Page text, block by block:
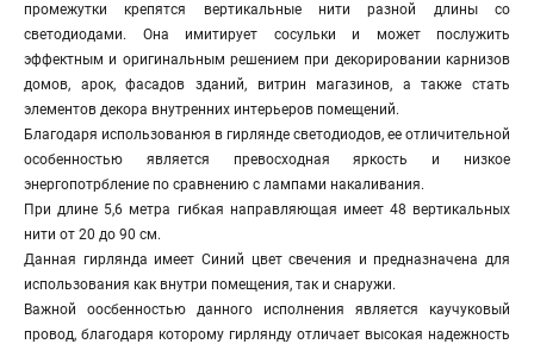
промежутки крепятся вертикальные нити разной длины со
светодиодами. Она имитирует сосульки и может послужить
эффектным и оригинальным решением при декорировании карнизов
домов, арок, фасадов зданий, витрин магазинов, а также стать
элементов декора внутренних интерьеров помещений.
Благодаря использованюя в гирлянде светодиодов, ее отличительной
особенностью является превосходная яркость и низкое
энергопотрбление по сравнению с лампами накаливания.
При длине 5,6 метра гибкая направляющая имеет 48 вертикальных
нити от 20 до 90 см.
Данная гирлянда имеет Синий цвет свечения и предназначена для
использования как внутри помещения, так и снаружи.
Важной оосбенностью данного исполнения является каучуковый
провод, благодаря которому гирлянду отличает высокая надежность